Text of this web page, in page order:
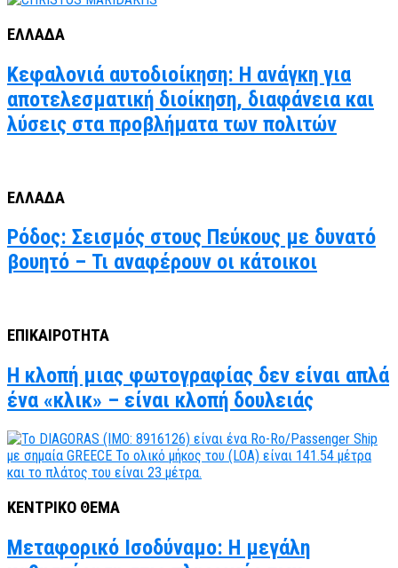
ΕΛΛΑΔΑ
Κεφαλονιά αυτοδιοίκηση: Η ανάγκη για
αποτελεσματική διοίκηση, διαφάνεια και
λύσεις στα προβλήματα των πολιτών
ΕΛΛΑΔΑ
Ρόδος: Σεισμός στους Πεύκους με δυνατό
βουητό – Τι αναφέρουν οι κάτοικοι
ΕΠΙΚΑΙΡΟΤΗΤΑ
Η κλοπή μιας φωτογραφίας δεν είναι απλά
ένα «κλικ» – είναι κλοπή δουλειάς
ΚΕΝΤΡΙΚΟ ΘΕΜΑ
Μεταφορικό Ισοδύναμο: Η μεγάλη